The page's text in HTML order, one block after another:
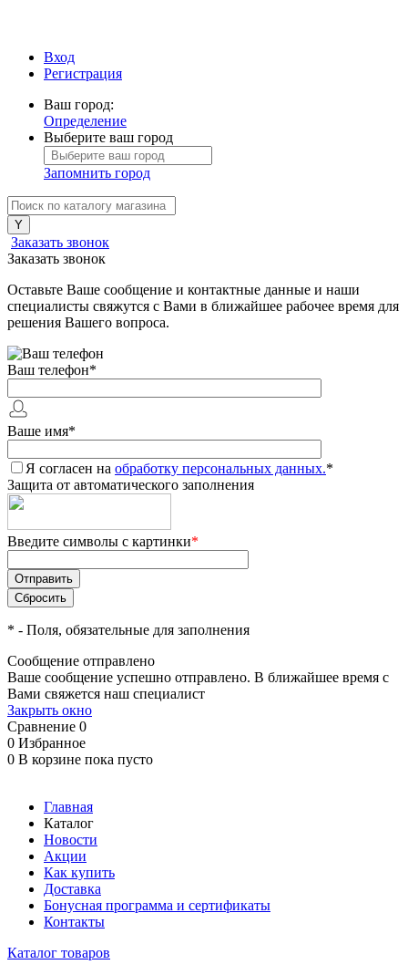
Вход
Регистрация
Ваш город:
Определение
Выберите ваш город
Запомнить город
Заказать звонок
Заказать звонок
Оставьте Ваше сообщение и контактные данные и наши
специалисты свяжутся с Вами в ближайшее рабочее время для
решения Вашего вопроса.
Ваш телефон*
Ваше имя*
Я согласен на обработку персональных данных.*
Защита от автоматического заполнения
Введите символы с картинки*
* - Поля, обязательные для заполнения
Сообщение отправлено
Ваше сообщение успешно отправлено. В ближайшее время с
Вами свяжется наш специалист
Закрыть окно
Сравнение 0
0 Избранное
0 В корзине пока пусто
Главная
Каталог
Новости
Акции
Как купить
Доставка
Бонусная программа и сертификаты
Контакты
Каталог товаров